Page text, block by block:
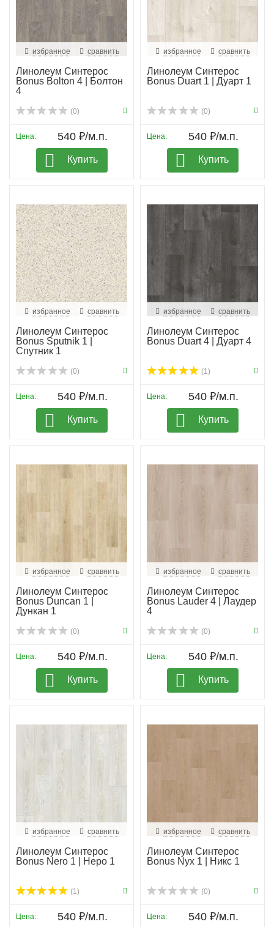
избранное сравнить
Линолеум Синтерос
Bonus Bolton 4 | Болтон
4
(0)
Цена: 540 ₽/м.п.
Купить
избранное сравнить
Линолеум Синтерос
Bonus Duart 1 | Дуарт 1
(0)
Цена: 540 ₽/м.п.
Купить
избранное сравнить
Линолеум Синтерос
Bonus Sputnik 1 |
Спутник 1
(0)
Цена: 540 ₽/м.п.
Купить
избранное сравнить
Линолеум Синтерос
Bonus Duart 4 | Дуарт 4
(1)
Цена: 540 ₽/м.п.
Купить
избранное сравнить
Линолеум Синтерос
Bonus Duncan 1 |
Дункан 1
(0)
Цена: 540 ₽/м.п.
Купить
избранное сравнить
Линолеум Синтерос
Bonus Lauder 4 | Лаудер
4
(0)
Цена: 540 ₽/м.п.
Купить
избранное сравнить
Линолеум Синтерос
Bonus Nero 1 | Неро 1
(1)
Цена: 540 ₽/м.п.
избранное сравнить
Линолеум Синтерос
Bonus Nyx 1 | Никс 1
(0)
Цена: 540 ₽/м.п.